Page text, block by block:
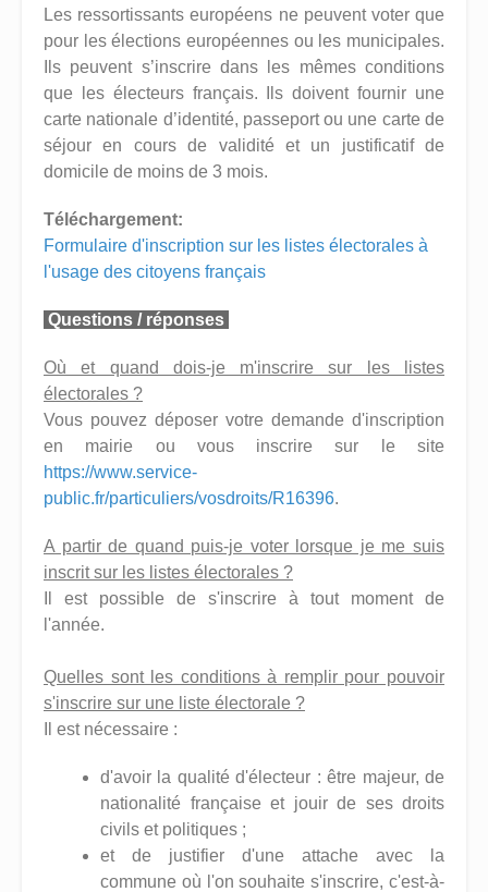
Les ressortissants européens ne peuvent voter que
pour les élections européennes ou les municipales.
Ils peuvent s’inscrire dans les mêmes conditions
que les électeurs français. Ils doivent fournir une
carte nationale d’identité, passeport ou une carte de
séjour en cours de validité et un justificatif de
domicile de moins de 3 mois.
Téléchargement:
Formulaire d'inscription sur les listes électorales à
l'usage des citoyens français
Questions / réponses
Où et quand dois-je m'inscrire sur les listes
électorales ?
Vous pouvez déposer votre demande d'inscription
en mairie ou vous inscrire sur le site
https://www.service-
public.fr/particuliers/vosdroits/R16396.
A partir de quand puis-je voter lorsque je me suis
inscrit sur les listes électorales ?
Il est possible de s'inscrire à tout moment de
l'année.
Quelles sont les conditions à remplir pour pouvoir
s'inscrire sur une liste électorale ?
Il est nécessaire :
d'avoir la qualité d'électeur : être majeur, de
nationalité française et jouir de ses droits
civils et politiques ;
et de justifier d'une attache avec la
commune où l'on souhaite s'inscrire, c'est-à-